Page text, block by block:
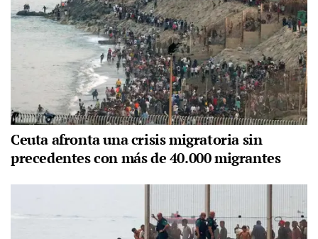
Ceuta afronta una crisis migratoria sin
precedentes con más de 40.000 migrantes